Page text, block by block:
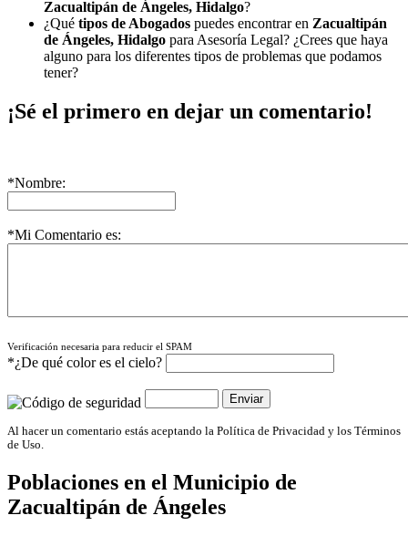
Zacualtipán de Ángeles, Hidalgo?
¿Qué tipos de Abogados puedes encontrar en Zacualtipán
de Ángeles, Hidalgo para Asesoría Legal? ¿Crees que haya
alguno para los diferentes tipos de problemas que podamos
tener?
¡Sé el primero en dejar un comentario!
*Nombre:
*Mi Comentario es:
Verificación necesaria para reducir el SPAM
*¿De qué color es el cielo?
Al hacer un comentario estás aceptando la Política de Privacidad y los Términos
de Uso.
Poblaciones en el Municipio de
Zacualtipán de Ángeles